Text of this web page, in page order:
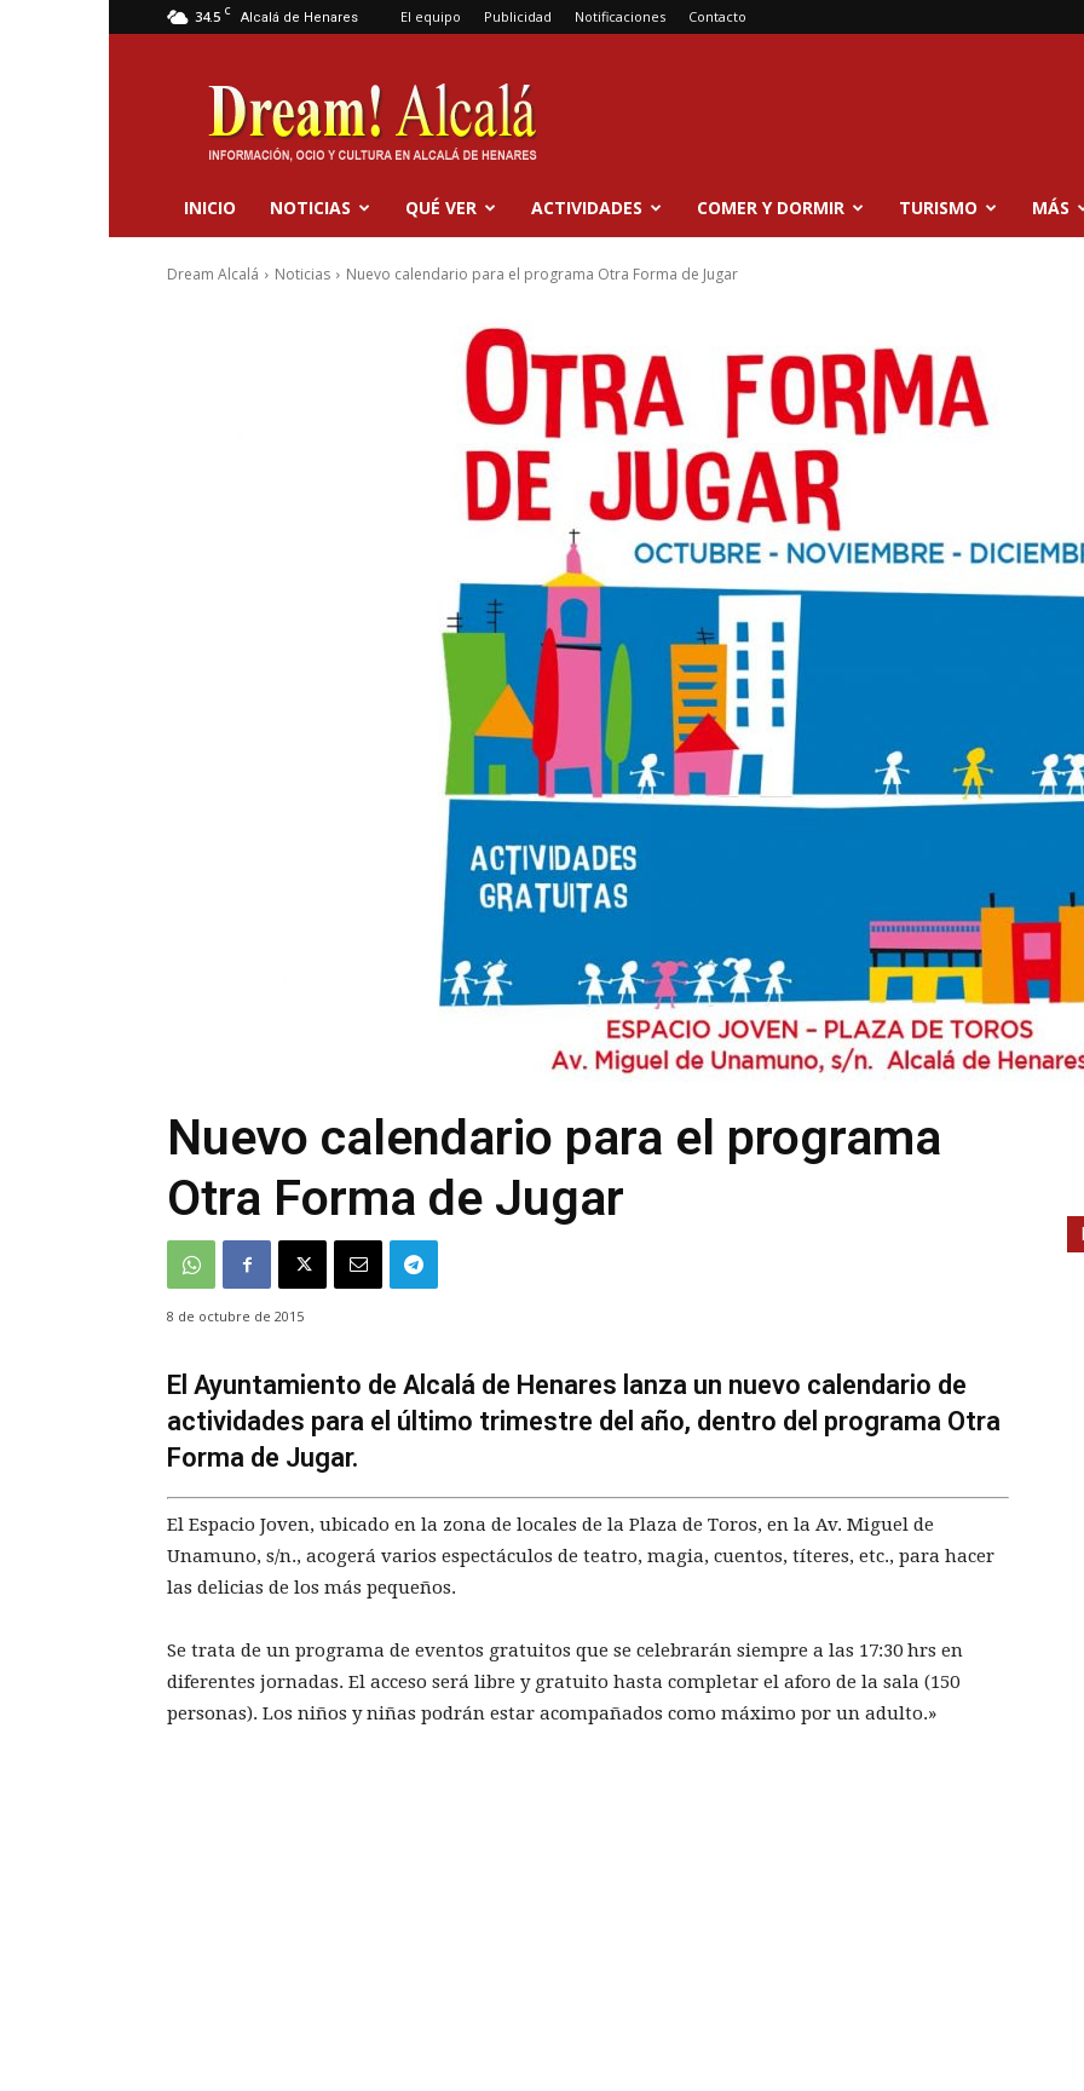
34.5 C Alcalá de Henares El equipo Publicidad Notificaciones Contacto
Dream
Alcalá
INICIO NOTICIAS QUÉ VER ACTIVIDADES COMER Y DORMIR TURISMO MÁS
Dream Alcalá Noticias Nuevo calendario para el programa Otra Forma de Jugar
Nuevo calendario para el programa
Otra Forma de Jugar
8 de octubre de 2015
El Ayuntamiento de Alcalá de Henares lanza un nuevo calendario de
actividades para el último trimestre del año, dentro del programa Otra
Forma de Jugar.
El Espacio Joven, ubicado en la zona de locales de la Plaza de Toros, en la Av. Miguel de
Unamuno, s/n., acogerá varios espectáculos de teatro, magia, cuentos, títeres, etc., para hacer
las delicias de los más pequeños.
Se trata de un programa de eventos gratuitos que se celebrarán siempre a las 17:30 hrs en
diferentes jornadas. El acceso será libre y gratuito hasta completar el aforo de la sala (150
personas). Los niños y niñas podrán estar acompañados como máximo por un adulto.»